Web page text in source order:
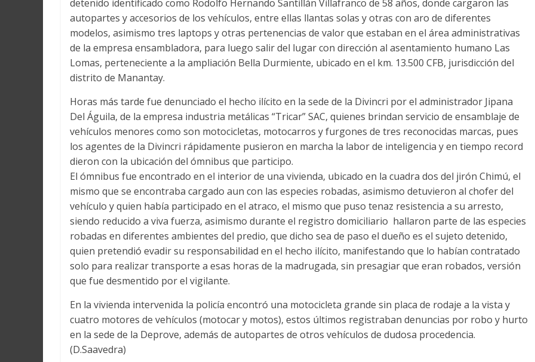
detenido identificado como Rodolfo Hernando Santillán Villafranco de 58 años, donde cargaron las
autopartes y accesorios de los vehículos, entre ellas llantas solas y otras con aro de diferentes
modelos, asimismo tres laptops y otras pertenencias de valor que estaban en el área administrativas
de la empresa ensambladora, para luego salir del lugar con dirección al asentamiento humano Las
Lomas, perteneciente a la ampliación Bella Durmiente, ubicado en el km. 13.500 CFB, jurisdicción del
distrito de Manantay.
Horas más tarde fue denunciado el hecho ilícito en la sede de la Divincri por el administrador Jipana
Del Águila, de la empresa industria metálicas “Tricar” SAC, quienes brindan servicio de ensamblaje de
vehículos menores como son motocicletas, motocarros y furgones de tres reconocidas marcas, pues
los agentes de la Divincri rápidamente pusieron en marcha la labor de inteligencia y en tiempo record
dieron con la ubicación del ómnibus que participo.
El ómnibus fue encontrado en el interior de una vivienda, ubicado en la cuadra dos del jirón Chimú, el
mismo que se encontraba cargado aun con las especies robadas, asimismo detuvieron al chofer del
vehículo y quien había participado en el atraco, el mismo que puso tenaz resistencia a su arresto,
siendo reducido a viva fuerza, asimismo durante el registro domiciliario hallaron parte de las especies
robadas en diferentes ambientes del predio, que dicho sea de paso el dueño es el sujeto detenido,
quien pretendió evadir su responsabilidad en el hecho ilícito, manifestando que lo habían contratado
solo para realizar transporte a esas horas de la madrugada, sin presagiar que eran robados, versión
que fue desmentido por el vigilante.
En la vivienda intervenida la policía encontró una motocicleta grande sin placa de rodaje a la vista y
cuatro motores de vehículos (motocar y motos), estos últimos registraban denuncias por robo y hurto
en la sede de la Deprove, además de autopartes de otros vehículos de dudosa procedencia.
(D.Saavedra)